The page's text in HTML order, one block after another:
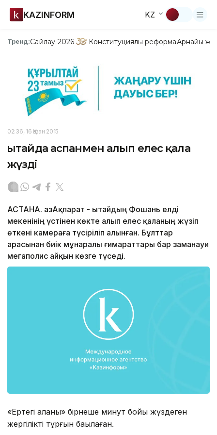
KAZINFORM KZ
Тренд:Сайлау-2026 Конституциялық реформаАрнайы
02:36, 16 Қазан 2015
Қытайда аспанмен алып елес қала
жүзді
АСТАНА. ҚазАқпарат - Қытайдың Фошань елді
мекенінің үстінен көкте алып елес қаланың жүзіп
өткені камераға түсіріліп алынған. Бұлттар
арасынан биік мұнаралы ғимараттары бар заманауи
мегаполис айқын көзге түседі.
«Ертегі қаланы» бірнеше минут бойы жүздеген
жергілікті тұрғын бақылаған.